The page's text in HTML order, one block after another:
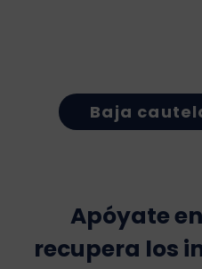
Baja
Apóyate
recupera los